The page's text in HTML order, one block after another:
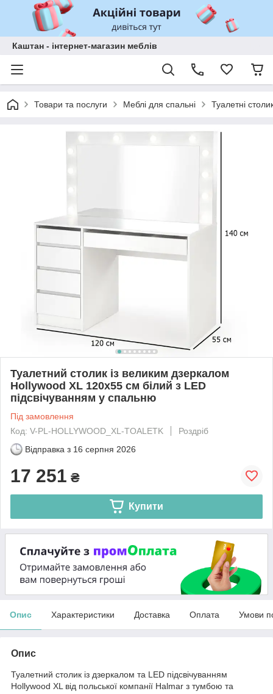
Каштан - інтернет-магазин меблів
Товари та послуги Меблі для спальні Туалетні
Туалетний столик із великим дзеркалом
Hollywood XL 120х55 см білий з LED
підсвічуванням у спальню
Під замовлення
Код: V-PL-HOLLYWOOD_XL-TOALETK
Роздріб
Відправка з 16 серпня 2026
17 251 ₴
Купити
Опис Характеристики Доставка Оплата Умови
Опис
Туалетний столик із дзеркалом та LED підсвічуванням
Hollywood XL від польської компанії Halmar з тумбою та